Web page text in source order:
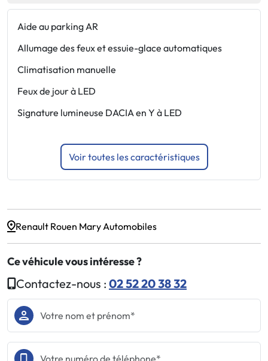
Aide au parking AR
Allumage des feux et essuie-glace automatiques
Climatisation manuelle
Feux de jour à LED
Signature lumineuse DACIA en Y à LED
Voir toutes les caractéristiques
Renault Rouen Mary Automobiles
Ce véhicule vous intéresse ?
Contactez-nous : 02 52 20 38 32